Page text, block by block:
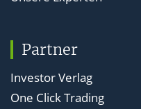
Partner
Investor Verlag
One Click Trading